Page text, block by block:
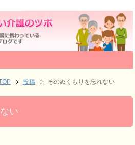
投稿 そのぬくもりを忘れない
い